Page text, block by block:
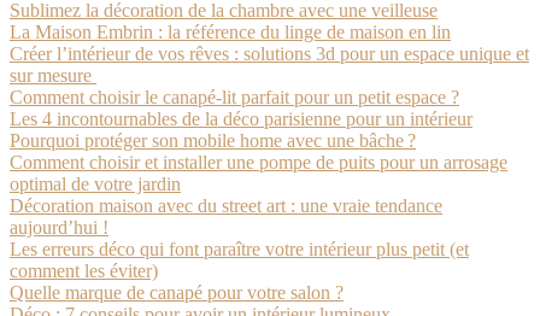
Sublimez la décoration de la chambre avec une veilleuse
La Maison Embrin : la référence du linge de maison en lin
Créer l’intérieur de vos rêves : solutions 3d pour un espace unique et
sur mesure
Comment choisir le canapé-lit parfait pour un petit espace ?
Les 4 incontournables de la déco parisienne pour un intérieur
Pourquoi protéger son mobile home avec une bâche ?
Comment choisir et installer une pompe de puits pour un arrosage
optimal de votre jardin
Décoration maison avec du street art : une vraie tendance
aujourd’hui !
Les erreurs déco qui font paraître votre intérieur plus petit (et
comment les éviter)
Quelle marque de canapé pour votre salon ?